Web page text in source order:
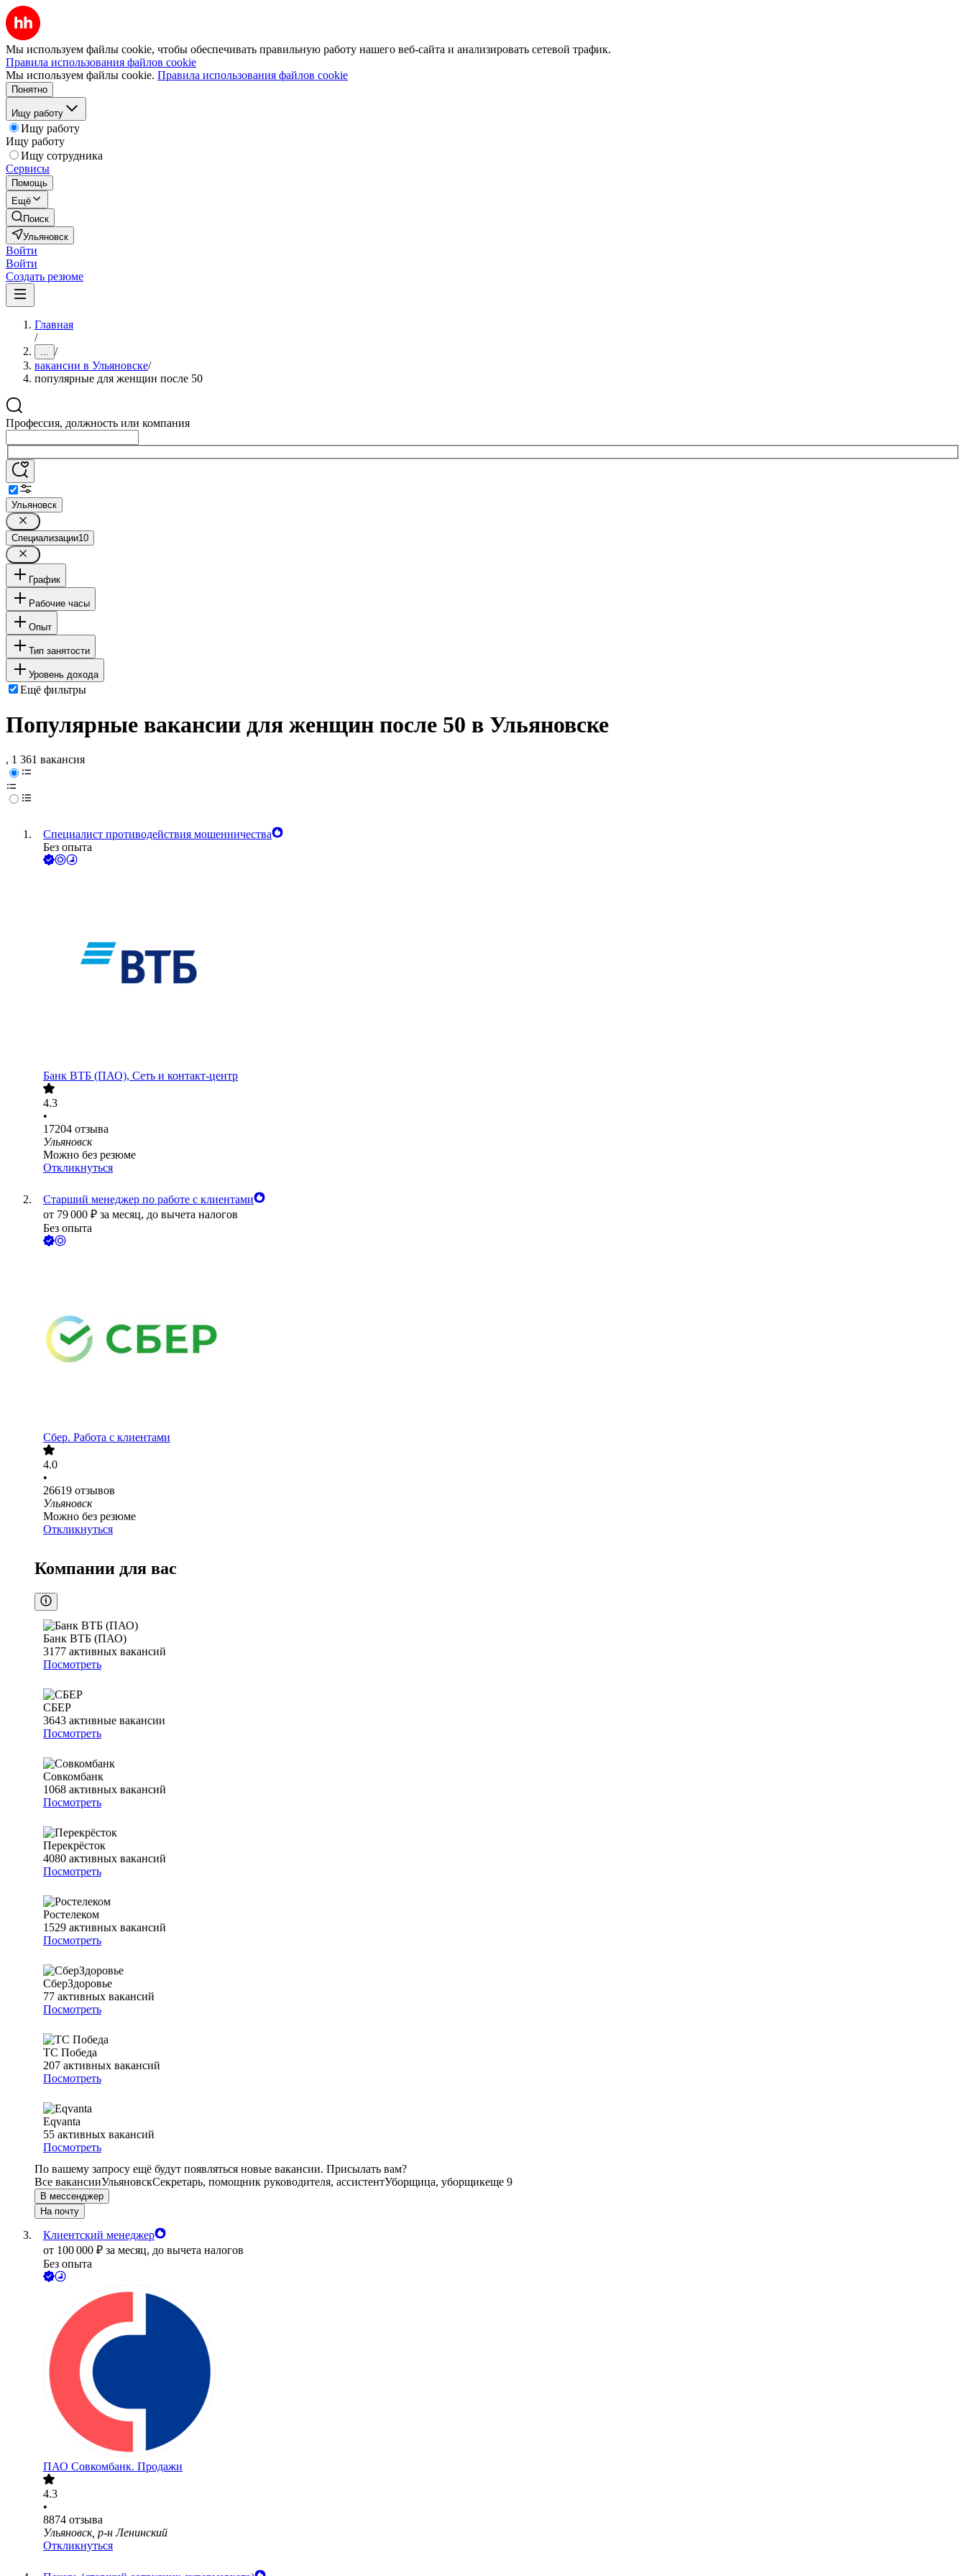
Мы используем файлы cookie, чтобы обеспечивать правильную работу нашего веб-сайта и анализировать сетевой трафик.
Правила использования файлов cookie
Мы используем файлы cookie. Правила использования файлов cookie
Понятно
Ищу работу
Ищу работу
Ищу работу
Ищу сотрудника
Сервисы
Помощь
Ещё
Поиск
Ульяновск
Войти
Войти
Создать резюме
Главная
/
... /
вакансии в Ульяновске/
популярные для женщин после 50
Профессия, должность или компания
Ульяновск
Специализации10
График
Рабочие часы
Опыт
Тип занятости
Уровень дохода
Ещё фильтры
Популярные вакансии для женщин после 50 в Ульяновске
, 1 361 вакансия
Специалист противодействия мошенничества
Без опыта
Банк ВТБ (ПАО), Сеть и контакт-центр
4.3
•
17204 отзыва
Ульяновск
Можно без резюме
Откликнуться
Старший менеджер по работе с клиентами
от 79 000 ₽ за месяц, до вычета налогов
Без опыта
Сбер. Работа с клиентами
4.0
•
26619 отзывов
Ульяновск
Можно без резюме
Откликнуться
Компании для вас
Банк ВТБ (ПАО)
3177 активных вакансий
Посмотреть
СБЕР
3643 активные вакансии
Посмотреть
Совкомбанк
1068 активных вакансий
Посмотреть
Перекрёсток
4080 активных вакансий
Посмотреть
Ростелеком
1529 активных вакансий
Посмотреть
СберЗдоровье
77 активных вакансий
Посмотреть
ТС Победа
207 активных вакансий
Посмотреть
Eqvanta
55 активных вакансий
Посмотреть
По вашему запросу ещё будут появляться новые вакансии. Присылать вам?
Все вакансииУльяновскСекретарь, помощник руководителя, ассистентУборщица, уборщикеще 9
В мессенджер
На почту
Клиентский менеджер
от 100 000 ₽ за месяц, до вычета налогов
Без опыта
ПАО Совкомбанк. Продажи
4.3
•
8874 отзыва
Ульяновск, р-н Ленинский
Откликнуться